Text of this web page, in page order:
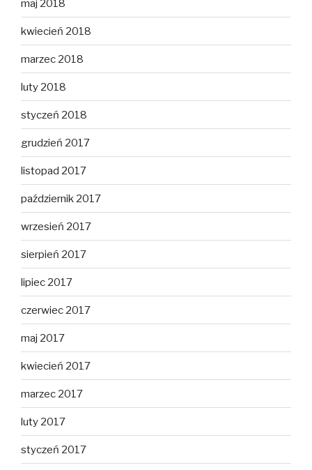
maj 2018
kwiecień 2018
marzec 2018
luty 2018
styczeń 2018
grudzień 2017
listopad 2017
październik 2017
wrzesień 2017
sierpień 2017
lipiec 2017
czerwiec 2017
maj 2017
kwiecień 2017
marzec 2017
luty 2017
styczeń 2017